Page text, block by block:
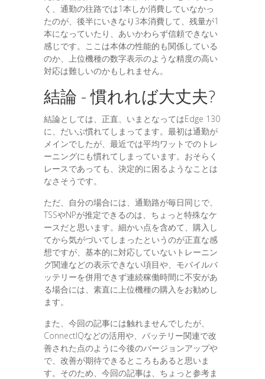
く、通勤の往路では1本しか消費していなかっ
たのが、後半にいきなり3本消費して、残量が1
本になっていたり、あいかわらず信頼できない
感じです。ここは本体の性能的も関係している
のか、上位機種の数字表示のような精度の高い
対応は難しいのかもしれません。
結論 - 慣れれば大丈夫?
結論としては、正直、いまとなってはEdge 130
に、だいぶ慣れてしまってます。最初は通勤が
メインでしたが、最近では平均ワットでのトレ
ーニングにも慣れてしまっています。おそらく
レースであっても、決定的に困るようなことは
なさそうです。
ただ、自分の場合には、通勤路が毎日同じで、
TSSやNPが推定できるのは、ちょっと特殊なケ
ースだと思います。細かい点を含めて、購入し
てから気がづいてしまったというのが正直な感
想ですが、基本的に対応していないトレーニン
グ関連などの表示できない項目や、モバイルバ
ッテリーを併用できず連続稼働時間に不安があ
る場合には、素直に上位機種の購入をお勧めし
ます。
また、今回の記事には触れませんでしたが、
ConnectIQなどの活用や、バッテリー関連で改
善された点のように今後のバージョンアップや
で、改善が期待できるところもあると思いま
す。そのため、今回の記事は、ちょっと参考ま